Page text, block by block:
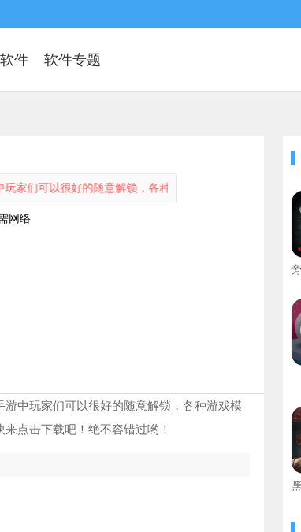
软件 软件专题
很好的随意解锁，各种游戏模组和剧情，玩家们可以很
网络
中玩家们可以很好的随意解锁，各种游戏模
点击下载吧！绝不容错过哟！